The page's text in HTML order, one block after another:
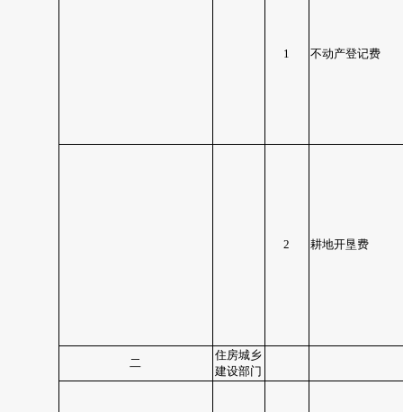
1 不动产登记费
2 耕地开垦费
二
住房城乡
建设部门